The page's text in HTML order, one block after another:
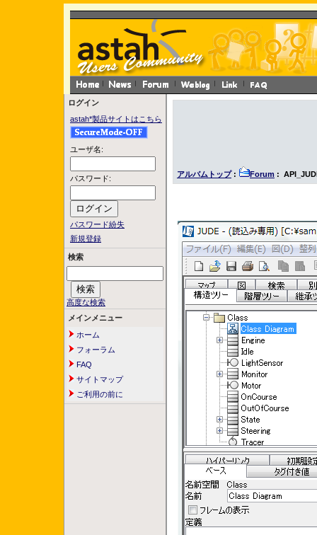
ログイン
astah*製品サイトはこちら
ユーザ名:
パスワード:
パスワード紛失
新規登録
検索
高度な検索
メインメニュー
ホーム
フォーラム
FAQ
サイトマップ
ご利用の前に
アルバムトップ: Forum :